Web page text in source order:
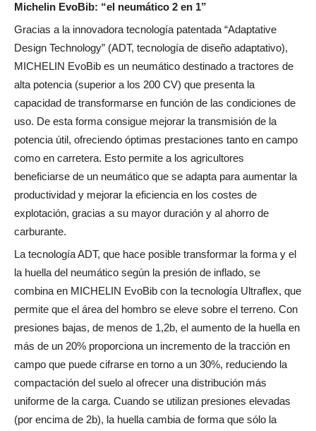
Michelin EvoBib: “el neumático 2 en 1”
Gracias a la innovadora tecnología patentada “Adaptative
Design Technology” (ADT, tecnología de diseño adaptativo),
MICHELIN EvoBib es un neumático destinado a tractores de
alta potencia (superior a los 200 CV) que presenta la
capacidad de transformarse en función de las condiciones de
uso. De esta forma consigue mejorar la transmisión de la
potencia útil, ofreciendo óptimas prestaciones tanto en campo
como en carretera. Esto permite a los agricultores
beneficiarse de un neumático que se adapta para aumentar la
productividad y mejorar la eficiencia en los costes de
explotación, gracias a su mayor duración y al ahorro de
carburante.
La tecnología ADT, que hace posible transformar la forma y el
la huella del neumático según la presión de inflado, se
combina en MICHELIN EvoBib con la tecnología Ultraflex, que
permite que el área del hombro se eleve sobre el terreno. Con
presiones bajas, de menos de 1,2b, el aumento de la huella en
más de un 20% proporciona un incremento de la tracción en
campo que puede cifrarse en torno a un 30%, reduciendo la
compactación del suelo al ofrecer una distribución más
uniforme de la carga. Cuando se utilizan presiones elevadas
(por encima de 2b), la huella cambia de forma que sólo la